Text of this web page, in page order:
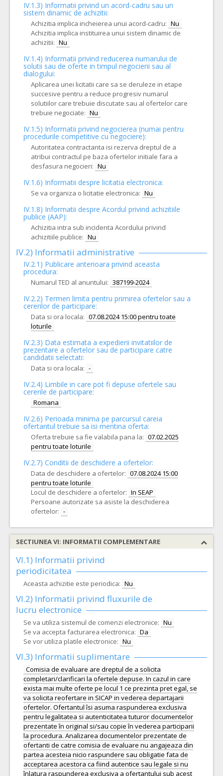
IV.1.3) Informatii privind un acord-cadru sau un
sistem dinamic de achizitii:
Achizitia implica incheierea unui acord-cadru: Nu
Achizitia implica instituirea unui sistem dinamic de
achizitii: Nu
IV.1.4) Informatii privind reducerea numarului de
solutii sau de oferte in timpul negocierii sau al
dialogului:
Aplicarea unei licitatii care sa se deruleze in etape
succesive pentru a reduce progresiv numarul
solutiilor care trebuie discutate sau al ofertelor care
trebuie negociate: Nu
IV.1.5) Informatii privind negocierea (numai pentru
procedurile competitive cu negociere):
Autoritatea contractanta isi rezerva dreptul de a
atribui contractul pe baza ofertelor initiale fara a
desfasura negocieri: Nu
IV.1.6) Informatii despre licitatia electronica:
Se va organiza o licitatie electronica: Nu
IV.1.8) Informatii despre Acordul privind achizitiile
publice (AAP):
Achizitia intra sub incidenta Acordului privind
achizitiile publice: Nu
IV.2) Informatii administrative
IV.2.1) Publicare anterioara privind aceasta
procedura:
Numarul TED al anuntului: 387199-2024
IV.2.2) Termen limita pentru primirea ofertelor sau a
cererilor de participare:
Data si ora locala: 07.08.2024 15:00 pentru toate
loturile
IV.2.3) Data estimata a expedierii invitatiilor de
prezentare a ofertelor sau de participare catre
candidatii selectati:
Data si ora locala: -
IV.2.4) Limbile in care pot fi depuse ofertele sau
cererile de participare:
Romana
IV.2.6) Perioada minima pe parcursul careia
ofertantul trebuie sa isi mentina oferta:
Oferta trebuie sa fie valabila pana la: 07.02.2025
pentru toate loturile
IV.2.7) Conditii de deschidere a ofertelor:
Data de deschidere a ofertelor: 07.08.2024 15:00
pentru toate loturile
Locul de deschidere a ofertelor: In SEAP
Persoane autorizate sa asiste la deschiderea
ofertelor: -
SECTIUNEA VI: INFORMATII COMPLEMENTARE
VI.1) Informatii privind
periodicitatea
Aceasta achizitie este periodica: Nu
VI.2) Informatii privind fluxurile de
lucru electronice
Se va utiliza sistemul de comenzi electronice: Nu
Se va accepta facturarea electronica: Da
Se vor utiliza platile electronice: Nu
VI.3) Informatii suplimentare
Comisia de evaluare are dreptul de a solicita
completari/clarificari la ofertele depuse. In cazul in care
exista mai multe oferte pe locul 1 ce prezinta pret egal, se
va solicita reofertare in SICAP in vederea departajarii
ofertelor. Ofertantul îsi asuma raspunderea exclusiva
pentru legalitatea si autenticitatea tuturor documentelor
prezentate în original si/sau copie în vederea participarii
la procedura. Analizarea documentelor prezentate de
ofertanti de catre comisia de evaluare nu angajeaza din
partea acesteia nicio raspundere sau obligatie fata de
acceptarea acestora ca fiind autentice sau legale si nu
înlatura raspunderea exclusiva a ofertantului sub acest